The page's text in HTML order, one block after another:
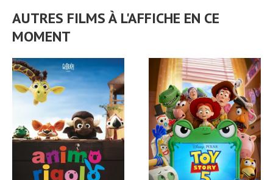
AUTRES FILMS À L'AFFICHE EN CE
MOMENT